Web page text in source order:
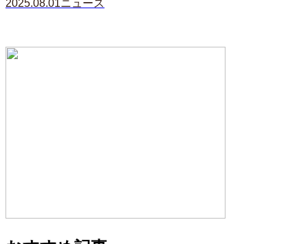
2025.08.01ニュース